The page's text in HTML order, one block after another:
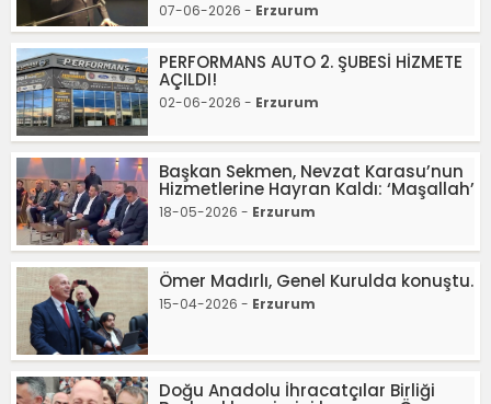
07-06-2026 - Erzurum
PERFORMANS AUTO 2. ŞUBESİ HİZMETE
AÇILDI!
02-06-2026 - Erzurum
Başkan Sekmen, Nevzat Karasu’nun
Hizmetlerine Hayran Kaldı: ‘Maşallah’
18-05-2026 - Erzurum
Ömer Madırlı, Genel Kurulda konuştu.
15-04-2026 - Erzurum
Doğu Anadolu İhracatçılar Birliği